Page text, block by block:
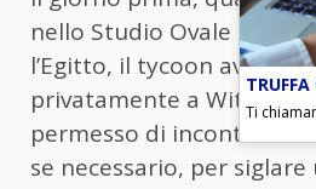
nello Studio Ovale prima
l’Egitto, il tycoon aveva
privatamente a Witkoff e
permesso di incontrare i
se necessario, per siglare
Ti